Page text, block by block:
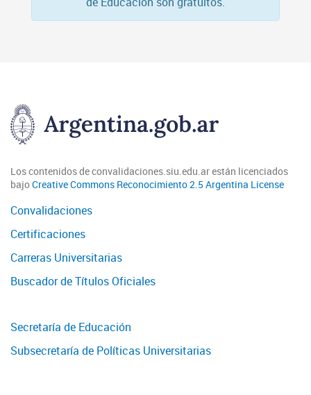
Los contenidos de convalidaciones.siu.edu.ar están licenciados
bajoCreative Commons Reconocimiento 2.5 Argentina License
Convalidaciones
Certificaciones
Carreras Universitarias
Buscador de Títulos Oficiales
Secretaría de Educación
Subsecretaría de Políticas Universitarias